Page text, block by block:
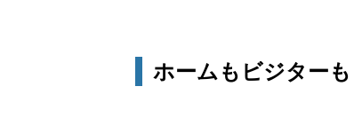
ホームもビジターも